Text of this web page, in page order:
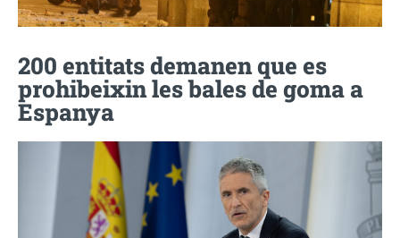
200 entitats demanen que es
prohibeixin les bales de goma a
Espanya